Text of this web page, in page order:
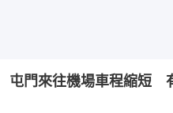
屯門來往機場車程縮短　